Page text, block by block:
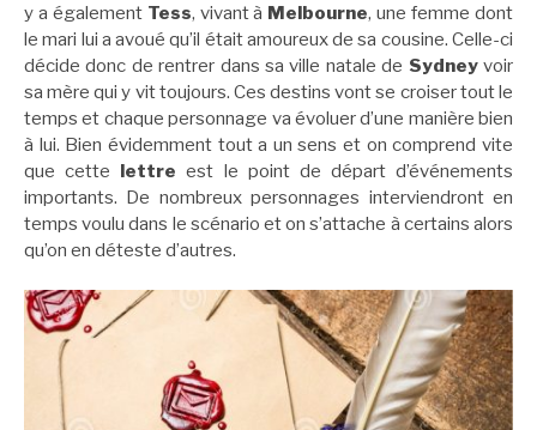
y a également Tess, vivant à Melbourne, une femme dont
le mari lui a avoué qu’il était amoureux de sa cousine. Celle-ci
décide donc de rentrer dans sa ville natale de Sydneyvoir
sa mère qui y vit toujours. Ces destins vont se croiser tout le
temps et chaque personnage va évoluer d’une manière bien
à lui. Bien évidemment tout a un sens et on comprend vite
que cette lettre est le point de départ d’événements
importants. De nombreux personnages interviendront en
temps voulu dans le scénario et on s’attache à certains alors
qu’on en déteste d’autres.